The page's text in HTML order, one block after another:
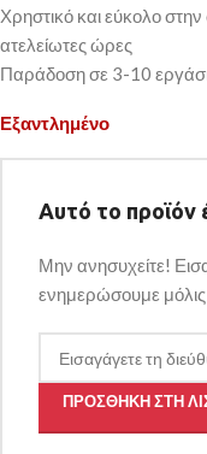
Χρηστικό και εύκολο
ατελείωτες ώρες
Παράδοση σε 3-10
Εξαντλημένο
Αυτό το προϊόν
Μην ανησυχείτε!
ενημερώσουμε μόλις
ΠΡΟΣΘΉΚΗ ΣΤΗ